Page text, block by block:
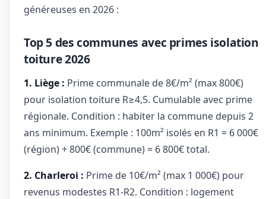
généreuses en 2026 :
Top 5 des communes avec primes isolation
toiture 2026
1. Liège : Prime communale de 8€/m² (max 800€)
pour isolation toiture R≥4,5. Cumulable avec prime
régionale. Condition : habiter la commune depuis 2
ans minimum. Exemple : 100m² isolés en R1 = 6 000€
(région) + 800€ (commune) = 6 800€ total.
2. Charleroi : Prime de 10€/m² (max 1 000€) pour
revenus modestes R1-R2. Condition : logement